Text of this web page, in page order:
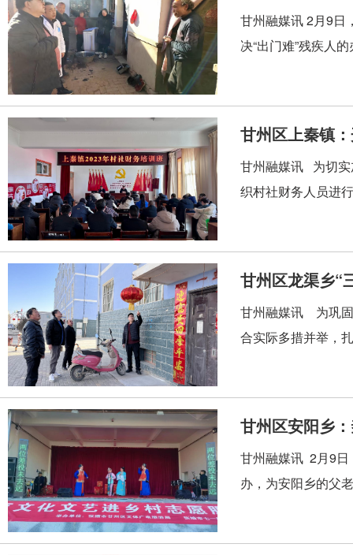
甘州融媒讯 2月9日
决“出门难”残疾人
甘州区上秦镇
甘州融媒讯 为切实
织村社财务人员进
甘州区龙渠乡“
甘州融媒讯 为巩固
合实际多措并举，
甘州区安阳乡
甘州融媒讯 2月9日
办，为安阳乡的父